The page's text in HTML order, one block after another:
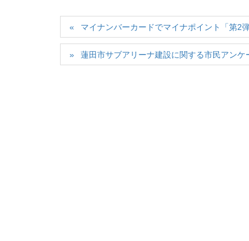
マイナンバーカードでマイナポイント「第2
蓮田市サブアリーナ建設に関する市民アン